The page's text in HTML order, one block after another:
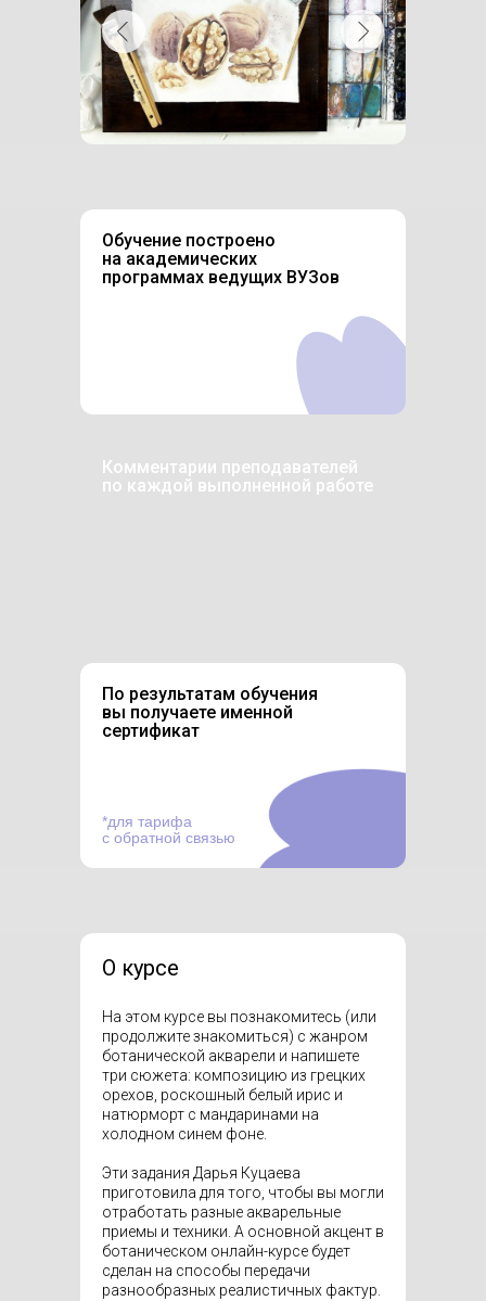
По результатам обучения
вы получаете именной
сертификат
*для тарифа
с обратной связью
Комментарии преподавателей
по каждой выполненной работе
Обучение построено
на академических
программах ведущих ВУЗов
О курсе
На этом курсе вы познакомитесь (или
продолжите знакомиться) с жанром
ботанической акварели и напишете
три сюжета: композицию из грецких
орехов, роскошный белый ирис и
натюрморт с мандаринами на
холодном синем фоне.
Эти задания Дарья Куцаева
приготовила для того, чтобы вы могли
отработать разные акварельные
приемы и техники. А основной акцент в
ботаническом онлайн-курсе будет
сделан на способы передачи
разнообразных реалистичных фактур.